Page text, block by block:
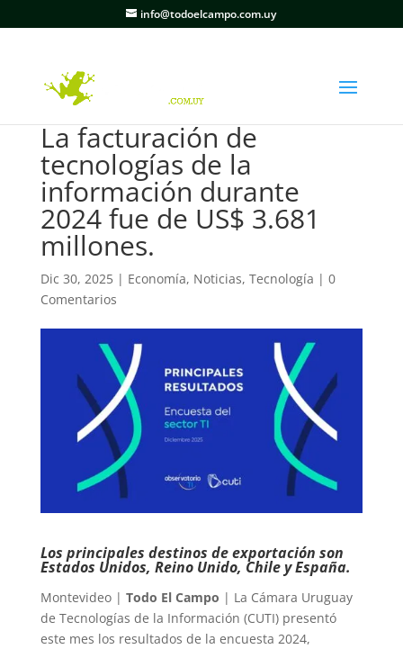
info@todoelcampo.com.uy
La facturación de
tecnologías de la
información durante
2024 fue de US$ 3.681
millones.
Dic 30, 2025| Economía, Noticias, Tecnología | 0
Comentarios
Los principales destinos de exportación son
Estados Unidos, Reino Unido, Chile y España.
Montevideo | Todo El Campo | La Cámara Uruguay
de Tecnologías de la Información (CUTI) presentó
este mes los resultados de la encuesta 2024,